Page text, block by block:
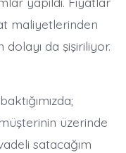
maliyetlerinden
da şişiriliyor.
üzerinde
satacağım